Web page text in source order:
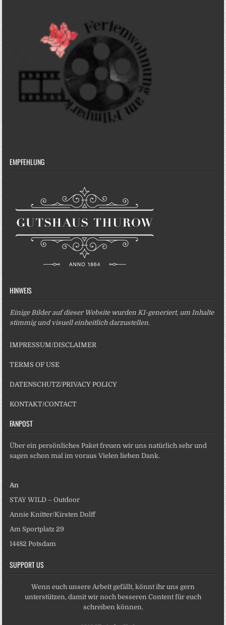
EMPFEHLUNG
HINWEIS
Einige Bilder auf dieser Website wurden KI-generiert, um Inhalte
stimmig und visuell einheitlich darzustellen.
IMPRESSUM/DISCLAIMER
TERMS OF USE
DATENSCHUTZ/PRIVACY POLICY
KONTAKT/CONTACT
FANPOST
Über ein persönliches Paket freuen wir uns natürlich sehr und
sagen schon mal im voraus Vielen lieben Dank.
An
STAY WILD – Outdoor
Annie Knitter/Kirsten Dolff
Am Sportplatz 29
14482 Potsdam
SUPPORT US
Wenn euch unsere Arbeit gefällt, könnt ihr uns gern
unterstützen, damit wir noch besseren Content für euch
schreiben können.